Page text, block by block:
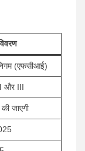
(एफसीआई)
और III
जाएगी